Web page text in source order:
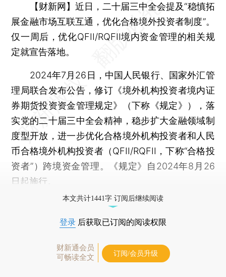
【财新网】 近日，二十届三中全会提及“稳慎拓
展金融市场互联互通，优化合格境外投资者制度”。
仅一周后，优化QFII/RQFII境内资金管理的相关规
定就宣告落地。
2024年7月26日，中国人民银行、国家外汇管
理局联合发布公告，修订《境外机构投资者境内证
券期货投资资金管理规定》（下称《规定》），落
实党的二十届三中全会精神，稳步扩大金融领域制
度型开放，进一步优化合格境外机构投资者和人民
币合格境外机构投资者（QFII/RQFII，下称“合格投
资者”）跨境资金管理。《规定》自2024年8月26
日起施行。
本文共计1441字 订阅后继续阅读
登录 后获取已订阅的阅读权限
财新通会员
可畅读全文
订阅/会员升级